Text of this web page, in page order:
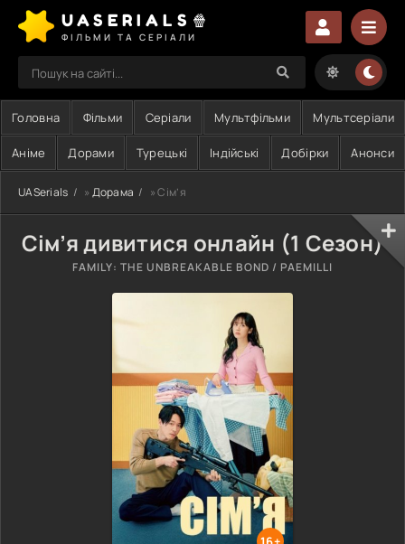
UASERIALS🍿
ФІЛЬМИ ТА СЕРІАЛИ
Головна Фільми Серіали Мультфільми Мультсеріали
Аніме Дорами Турецькі Індійські Добірки Анонси
UASerials » Дорама » Сім’я
Сім’я дивитися онлайн (1 Сезон)
FAMILY: THE UNBREAKABLE BOND / PAEMILLI